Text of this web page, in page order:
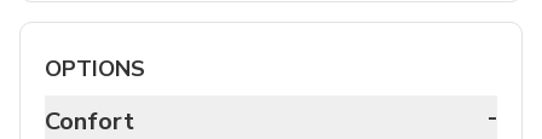
OPTIONS
Confort -